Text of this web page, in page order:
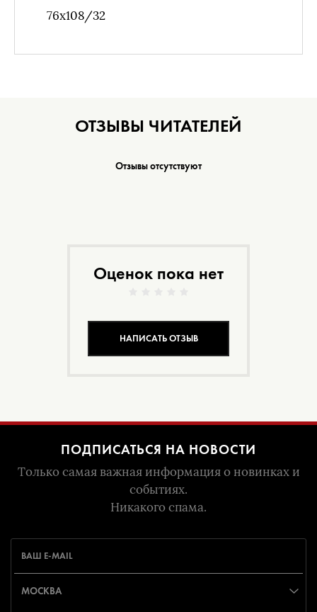
76х108/32
ОТЗЫВЫ ЧИТАТЕЛЕЙ
Отзывы отсутствуют
Оценок пока нет
НАПИСАТЬ ОТЗЫВ
ПОДПИСАТЬСЯ НА НОВОСТИ
Только самая важная информация о новинках и
событиях.
Никакого спама.